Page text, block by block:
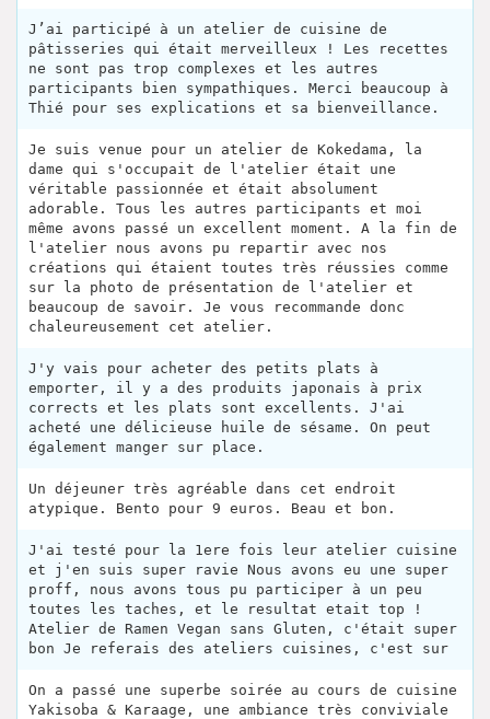
J’ai participé à un atelier de cuisine de
pâtisseries qui était merveilleux ! Les recettes
ne sont pas trop complexes et les autres
participants bien sympathiques. Merci beaucoup à
Thié pour ses explications et sa bienveillance.
Je suis venue pour un atelier de Kokedama, la
dame qui s'occupait de l'atelier était une
véritable passionnée et était absolument
adorable. Tous les autres participants et moi
même avons passé un excellent moment. A la fin de
l'atelier nous avons pu repartir avec nos
créations qui étaient toutes très réussies comme
sur la photo de présentation de l'atelier et
beaucoup de savoir. Je vous recommande donc
chaleureusement cet atelier.
J'y vais pour acheter des petits plats à
emporter, il y a des produits japonais à prix
corrects et les plats sont excellents. J'ai
acheté une délicieuse huile de sésame. On peut
également manger sur place.
Un déjeuner très agréable dans cet endroit
atypique. Bento pour 9 euros. Beau et bon.
J'ai testé pour la 1ere fois leur atelier cuisine
et j'en suis super ravie Nous avons eu une super
proff, nous avons tous pu participer à un peu
toutes les taches, et le resultat etait top !
Atelier de Ramen Vegan sans Gluten, c'était super
bon Je referais des ateliers cuisines, c'est sur
On a passé une superbe soirée au cours de cuisine
Yakisoba & Karaage, une ambiance très conviviale